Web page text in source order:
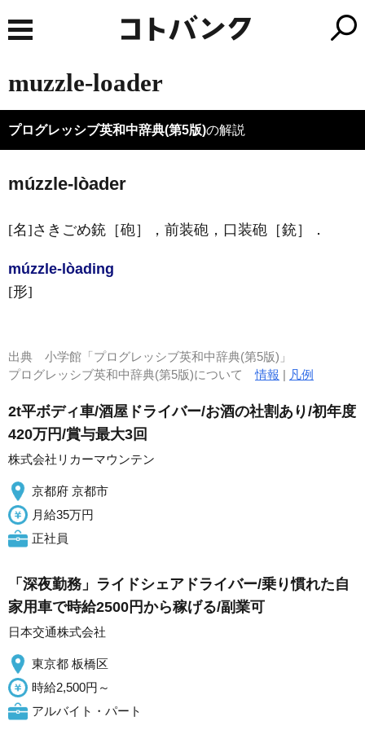
muzzle-loader
プログレッシブ英和中辞典(第5版)の解説
múzzle-lòader
[名]さきごめ銃［砲］，前装砲，口装砲［銃］ ．
múzzle-lòading
[形]
出典 小学館「プログレッシブ英和中辞典(第5版)」
プログレッシブ英和中辞典(第5版)について情報 | 凡例
2t平ボディ車/酒屋ドライバー/お酒の社割あり/初年度
420万円/賞与最大3回
株式会社リカーマウンテン
京都府 京都市
月給35万円
正社員
「深夜勤務」ライドシェアドライバー/乗り慣れた自
家用車で時給2500円から稼げる/副業可
日本交通株式会社
東京都 板橋区
時給2,500円～
アルバイト・パート